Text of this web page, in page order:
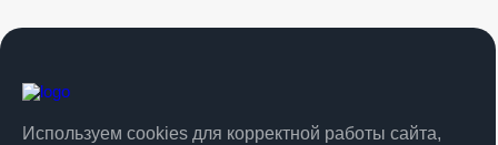
Используем cookies для корректной работы сайта,